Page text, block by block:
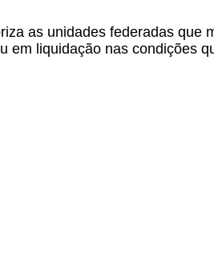
as unidades federadas
em liquidação nas condições